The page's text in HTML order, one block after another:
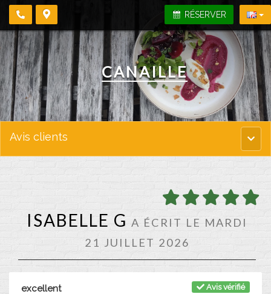
RÉSERVER
CANAILLE
Menu
Avis clients
ISABELLE G A ÉCRIT LE MARDI
21 JUILLET 2026
Avis vérifié
excellent